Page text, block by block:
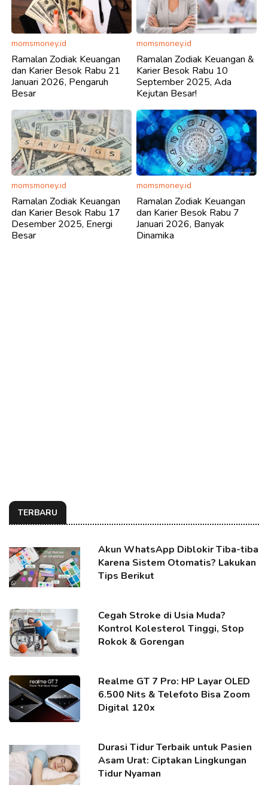
momsmoney.id
Ramalan Zodiak Keuangan
dan Karier Besok Rabu 21
Januari 2026, Pengaruh
Besar
momsmoney.id
Ramalan Zodiak Keuangan &
Karier Besok Rabu 10
September 2025, Ada
Kejutan Besar!
momsmoney.id
Ramalan Zodiak Keuangan
dan Karier Besok Rabu 17
Desember 2025, Energi
Besar
momsmoney.id
Ramalan Zodiak Keuangan
dan Karier Besok Rabu 7
Januari 2026, Banyak
Dinamika
TERBARU
Akun WhatsApp Diblokir Tiba-tiba
Karena Sistem Otomatis? Lakukan
Tips Berikut
Cegah Stroke di Usia Muda?
Kontrol Kolesterol Tinggi, Stop
Rokok & Gorengan
Realme GT 7 Pro: HP Layar OLED
6.500 Nits & Telefoto Bisa Zoom
Digital 120x
Durasi Tidur Terbaik untuk Pasien
Asam Urat: Ciptakan Lingkungan
Tidur Nyaman